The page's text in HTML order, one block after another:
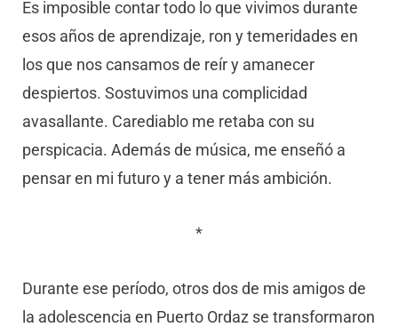
Es imposible contar todo lo que vivimos durante
esos años de aprendizaje, ron y temeridades en
los que nos cansamos de reír y amanecer
despiertos. Sostuvimos una complicidad
avasallante. Carediablo me retaba con su
perspicacia. Además de música, me enseñó a
pensar en mi futuro y a tener más ambición.
*
Durante ese período, otros dos de mis amigos de
la adolescencia en Puerto Ordaz se transformaron